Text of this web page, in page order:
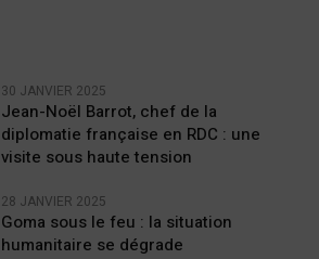
30 JANVIER 2025
Jean-Noël Barrot, chef de la
diplomatie française en RDC : une
visite sous haute tension
28 JANVIER 2025
Goma sous le feu : la situation
humanitaire se dégrade